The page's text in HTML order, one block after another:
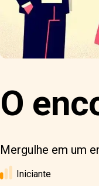
O
Mergulhe em um
Iniciante